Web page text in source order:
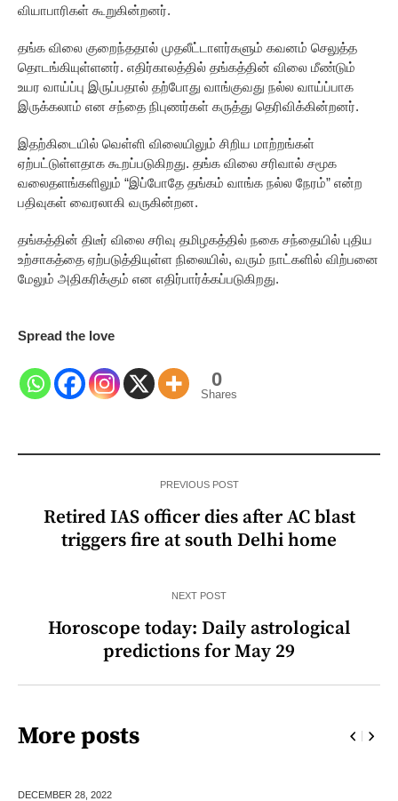
வியாபாரிகள் கூறுகின்றனர்.
தங்க விலை குறைந்ததால் முதலீட்டாளர்களும் கவனம் செலுத்த
தொடங்கியுள்ளனர். எதிர்காலத்தில் தங்கத்தின் விலை மீண்டும்
உயர வாய்ப்பு இருப்பதால் தற்போது வாங்குவது நல்ல வாய்ப்பாக
இருக்கலாம் என சந்தை நிபுணர்கள் கருத்து தெரிவிக்கின்றனர்.
இதற்கிடையில் வெள்ளி விலையிலும் சிறிய மாற்றங்கள்
ஏற்பட்டுள்ளதாக கூறப்படுகிறது. தங்க விலை சரிவால் சமூக
வலைதளங்களிலும் “இப்போதே தங்கம் வாங்க நல்ல நேரம்” என்ற
பதிவுகள் வைரலாகி வருகின்றன.
தங்கத்தின் திடீர் விலை சரிவு தமிழகத்தில் நகை சந்தையில் புதிய
உற்சாகத்தை ஏற்படுத்தியுள்ள நிலையில், வரும் நாட்களில் விற்பனை
மேலும் அதிகரிக்கும் என எதிர்பார்க்கப்படுகிறது.
Spread the love
0
Shares
PREVIOUS POST
Retired IAS officer dies after AC blast
triggers fire at south Delhi home
NEXT POST
Horoscope today: Daily astrological
predictions for May 29
More posts
DECEMBER 28, 2022